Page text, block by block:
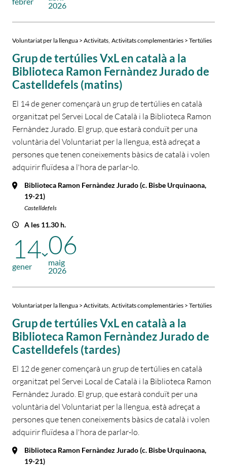
2026
Voluntariat per la llengua > Activitats Activitats complementàries > Tertúlies
Grup de tertúlies VxL en català a la
Biblioteca Ramon Fernàndez Jurado de
Castelldefels (matins)
El 14 de gener començarà un grup de tertúlies en català
organitzat pel Servei Local de Català i la Biblioteca Ramon
Fernàndez Jurado. El grup, que estarà conduït per una
voluntària del Voluntariat per la llengua, està adreçat a
persones que tenen coneixements bàsics de català i volen
adquirir fluïdesa a l'hora de parlar-lo.
Biblioteca Ramon Fernàndez Jurado (c. Bisbe Urquinaona,
19-21)
Castelldefels
A les 11.30 h.
14
gener
06
maig
2026
Voluntariat per la llengua > Activitats Activitats complementàries > Tertúlies
Grup de tertúlies VxL en català a la
Biblioteca Ramon Fernàndez Jurado de
Castelldefels (tardes)
El 12 de gener començarà un grup de tertúlies en català
organitzat pel Servei Local de Català i la Biblioteca Ramon
Fernàndez Jurado. El grup, que estarà conduït per una
voluntària del Voluntariat per la llengua, està adreçat a
persones que tenen coneixements bàsics de català i volen
adquirir fluïdesa a l'hora de parlar-lo.
Biblioteca Ramon Fernàndez Jurado (c. Bisbe Urquinaona,
19-21)